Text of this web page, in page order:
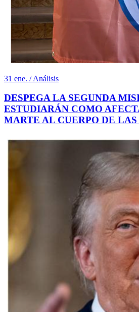
31 ene. / Análisis
DESPEGA LA SEGUNDA
ESTUDIARÁN COMO
MARTE AL CUERPO DE